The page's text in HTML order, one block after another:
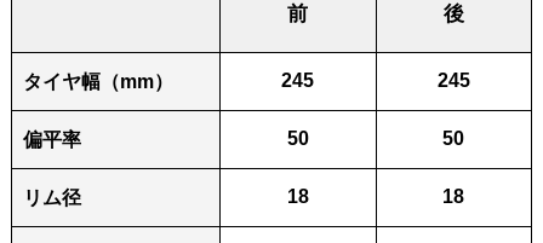
前 後
タイヤ幅（mm） 245 245
偏平率 50 50
リム径 18 18